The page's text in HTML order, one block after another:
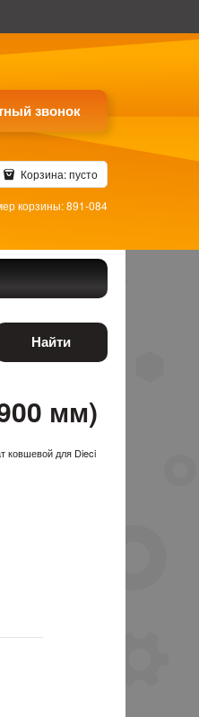
звонок
Корзина:пусто
корзины: 891-084
Найти
мм)
ковшевой для Dieci